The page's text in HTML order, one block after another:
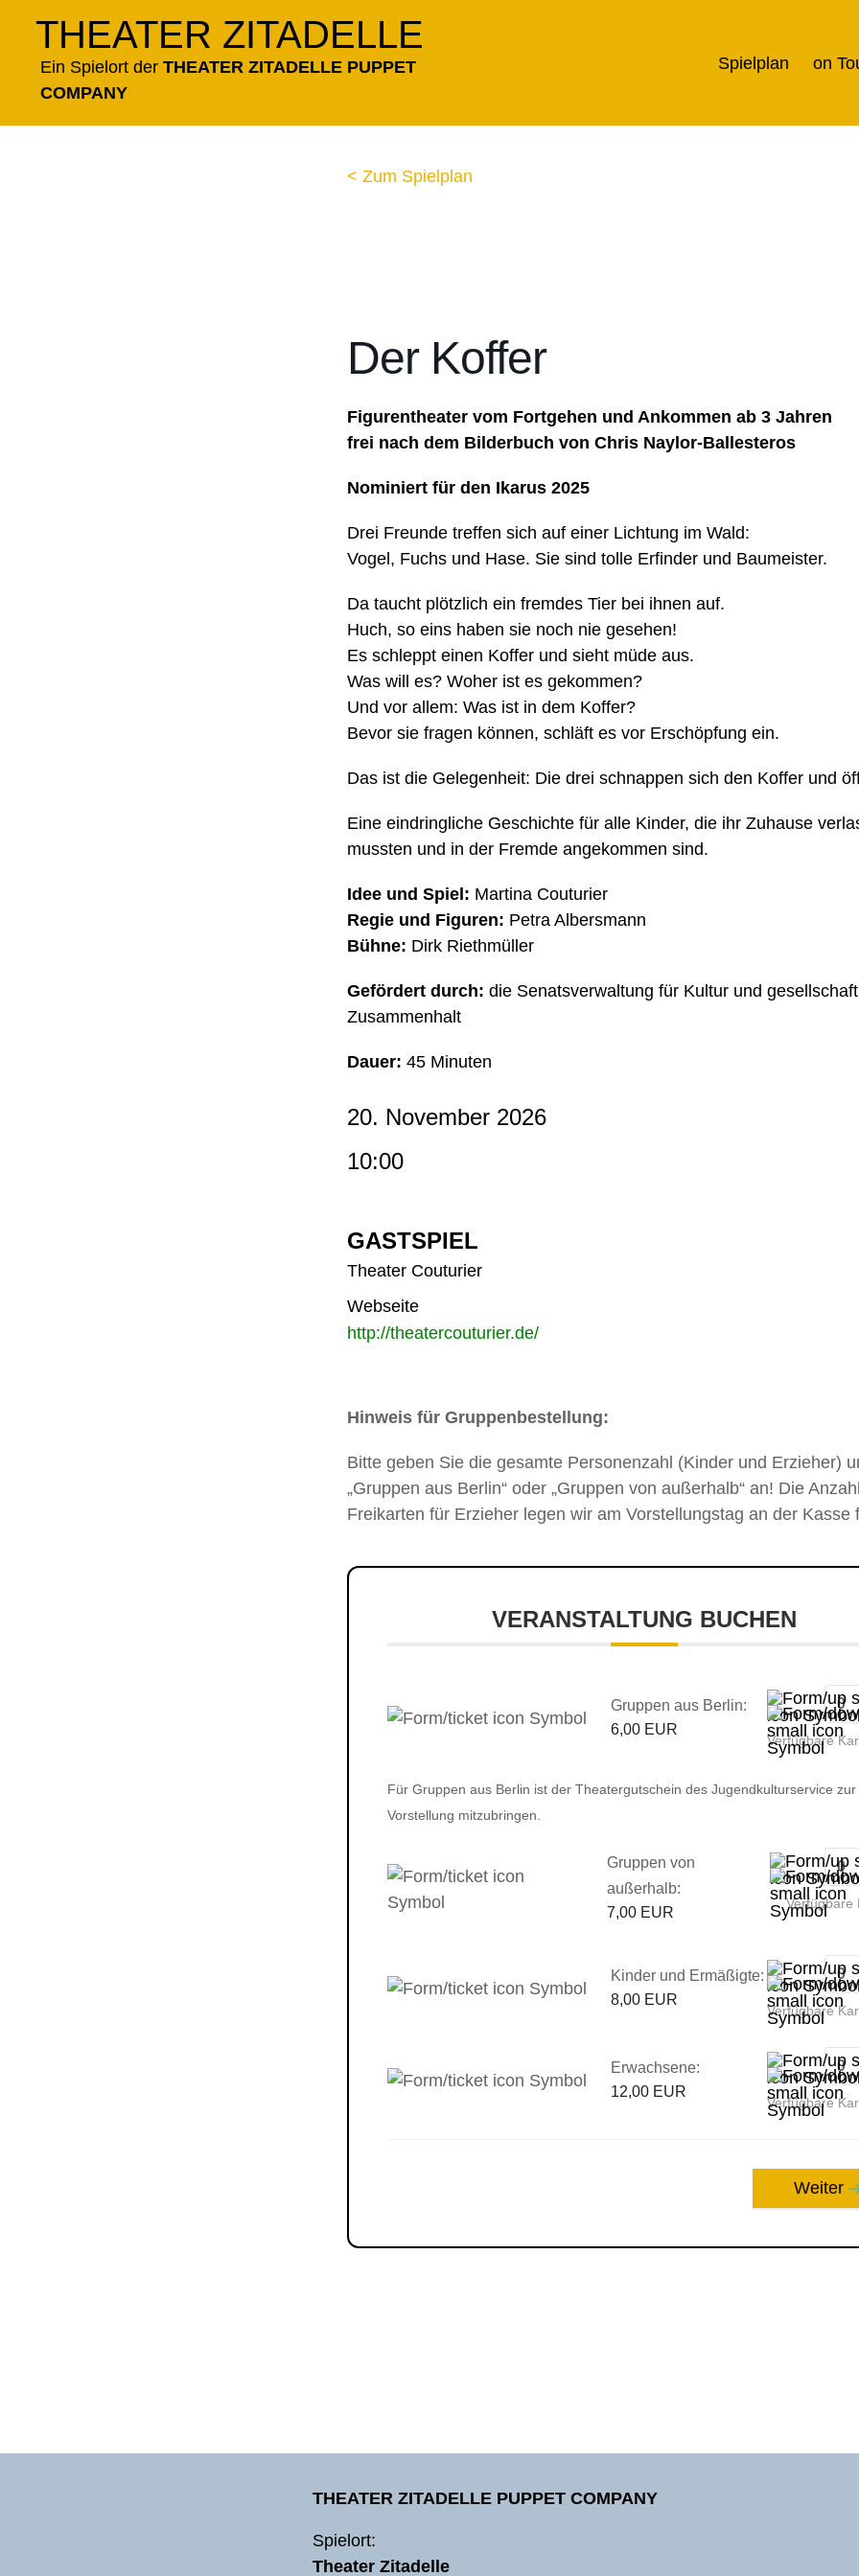
springen
THEATER ZITADELLE
Ein Spielort der THEATER ZITADELLE PUPPET
COMPANY
Spielplan on
< Zum Spielplan
Der Koffer
Figurentheater vom Fortgehen und Ankommen ab 3 Jahren
frei nach dem Bilderbuch von Chris Naylor-Ballesteros
Nominiert für den Ikarus 2025
Drei Freunde treffen sich auf einer Lichtung im Wald:
Vogel, Fuchs und Hase. Sie sind tolle Erfinder und Baumeister.
Da taucht plötzlich ein fremdes Tier bei ihnen auf.
Huch, so eins haben sie noch nie gesehen!
Es schleppt einen Koffer und sieht müde aus.
Was will es? Woher ist es gekommen?
Und vor allem: Was ist in dem Koffer?
Bevor sie fragen können, schläft es vor Erschöpfung ein.
Das ist die Gelegenheit: Die drei schnappen sich den Koffer und
Eine eindringliche Geschichte für alle Kinder, die ihr Zuhause
mussten und in der Fremde angekommen sind.
Idee und Spiel: Martina Couturier
Regie und Figuren: Petra Albersmann
Bühne: Dirk Riethmüller
Gefördert durch: die Senatsverwaltung für Kultur und
Zusammenhalt
Dauer: 45 Minuten
20. November 2026
10:00
GASTSPIEL
Theater Couturier
Webseite
http://theatercouturier.de/
Hinweis für Gruppenbestellung:
Bitte geben Sie die gesamte Personenzahl (Kinder und Erzieher)
„Gruppen aus Berlin“ oder „Gruppen von außerhalb“ an! Die
Freikarten für Erzieher legen wir am Vorstellungstag an der Kasse
VERANSTALTUNG BUCHEN
Gruppen aus Berlin:
6,00 EUR
Verfügbare
Für Gruppen aus Berlin ist der Theatergutschein des Jugendkulturservice zur
Vorstellung mitzubringen.
Gruppen von
außerhalb:
7,00 EUR
Verfügbare
Kinder und Ermäßigte:
8,00 EUR
Verfügbare
Erwachsene:
12,00 EUR
Verfügbare
Weiter
THEATER ZITADELLE PUPPET COMPANY
Spielort:
Theater Zitadelle